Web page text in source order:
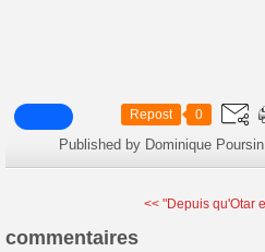
Repost 0
Published by Dominique Poursin
<< "Depuis qu'Otar
commentaires